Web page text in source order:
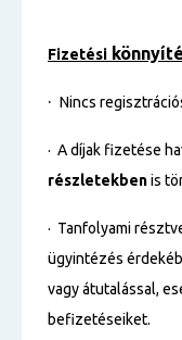
Fizetési
· Nincs
· A díjak fizetése
részletekbenis
· Tanfolyami
ügyintézés
vagy átutalással,
befizetéseiket.